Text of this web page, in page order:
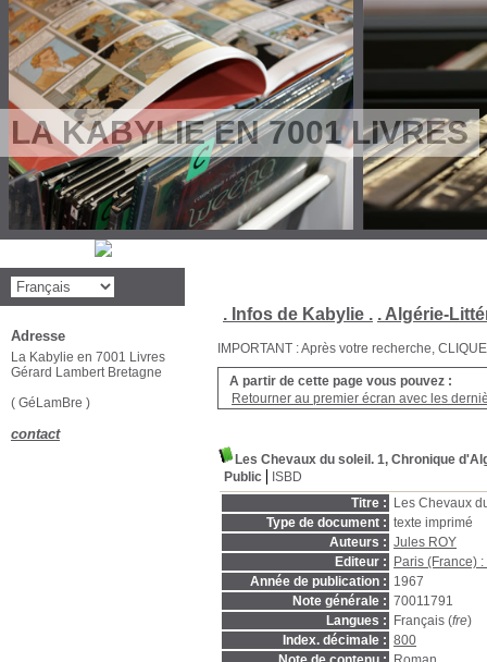
LA KABYLIE EN 7001 LIVRES
. Infos de Kabylie . . Algérie-
IMPORTANT : Après votre recherche,
A partir de cette page vous pouvez :
Retourner au premier écran avec les
Les Chevaux du soleil. 1, Chronique
Public
ISBD
Titre :
Les Chevaux
Type de document : texte imprimé
Auteurs : Jules ROY
Editeur :
Paris (France)
Année de publication : 1967
Note générale : 70011791
Langues :
Français (fre)
Index. décimale : 800
Adresse
La Kabylie en 7001 Livres
Gérard Lambert Bretagne
( GéLamBre )
contact